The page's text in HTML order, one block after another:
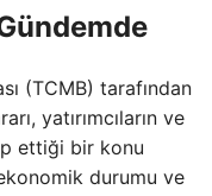
(TCMB) tarafından
yatırımcıların ve
ettiği bir konu
durumu ve